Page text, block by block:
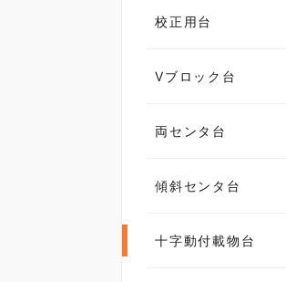
校正用台
Vブロック台
両センタ台
傾斜センタ台
十字動付載物台